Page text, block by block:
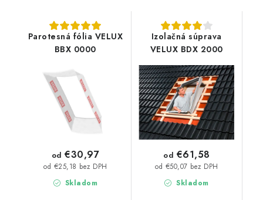
Parotesná fólia VELUX
BBX 0000
Skladom
od €25,18 bez DPH
od €30,97
Izolačná súprava
VELUX BDX 2000
Skladom
od €50,07 bez DPH
od €61,58